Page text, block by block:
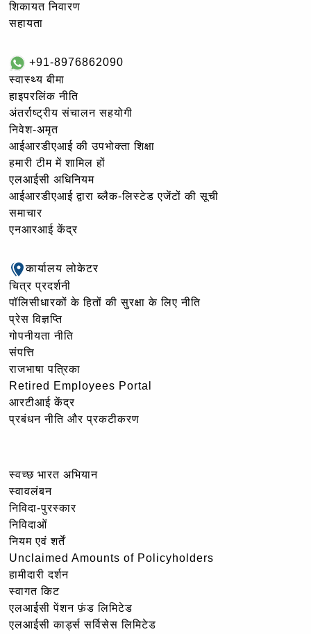
शिकायत निवारण
सहायता
+91-8976862090
स्वास्थ्य बीमा
हाइपरलिंक नीति
अंतर्राष्ट्रीय संचालन सहयोगी
निवेश-अमृत
आईआरडीएआई की उपभोक्ता शिक्षा
हमारी टीम में शामिल हों
एलआईसी अधिनियम
आईआरडीएआई द्वारा ब्लैक-लिस्टेड एजेंटों की सूची
समाचार
एनआरआई केंद्र
कार्यालय लोकेटर
चित्र प्रदर्शनी
पॉलिसीधारकों के हितों की सुरक्षा के लिए नीति
प्रेस विज्ञप्ति
गोपनीयता नीति
संपत्ति
राजभाषा पत्रिका
Retired Employees Portal
आरटीआई केंद्र
प्रबंधन नीति और प्रकटीकरण
स्वच्छ भारत अभियान
स्वावलंबन
निविदा-पुरस्कार
निविदाओं
नियम एवं शर्तें
Unclaimed Amounts of Policyholders
हामीदारी दर्शन
स्वागत किट
एलआईसी पेंशन फ़ंड लिमिटेड
एलआईसी कार्ड्स सर्विसेस लिमिटेड